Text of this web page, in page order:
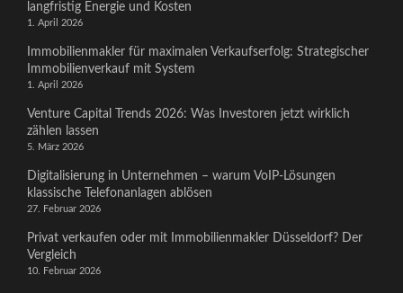
langfristig Energie und Kosten
1. April 2026
Immobilienmakler für maximalen Verkaufserfolg: Strategischer
Immobilienverkauf mit System
1. April 2026
Venture Capital Trends 2026: Was Investoren jetzt wirklich
zählen lassen
5. März 2026
Digitalisierung in Unternehmen – warum VoIP-Lösungen
klassische Telefonanlagen ablösen
27. Februar 2026
Privat verkaufen oder mit Immobilienmakler Düsseldorf? Der
Vergleich
10. Februar 2026